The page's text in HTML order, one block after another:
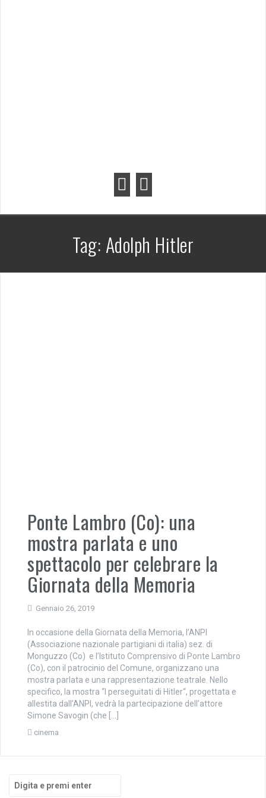
Tag: Adolph Hitler
Ponte Lambro (Co): una
mostra parlata e uno
spettacolo per celebrare la
Giornata della Memoria
Gennaio 26, 2019
In occasione della Giornata della Memoria, l’ANPI
(Associazione nazionale partigiani di italia) sez. di
Monguzzo (Co) e l’Istituto Comprensivo di Ponte Lambro
(Co), con il patrocinio del Comune, organizzano una
mostra parlata e una rappresentazione teatrale. Nello
specifico, la mostra “I perseguitati di Hitler“, progettata e
allestita dall’ANPI, vedrà la partecipazione dell’attore
Simone Savogin (che […]
cinema